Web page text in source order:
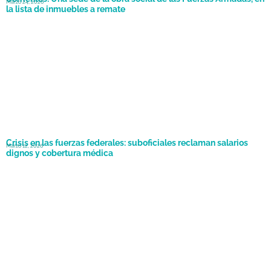
la lista de inmuebles a remate
Marzo 24, 2026
Crisis en las fuerzas federales: suboficiales reclaman salarios
dignos y cobertura médica
Marzo 12, 2026